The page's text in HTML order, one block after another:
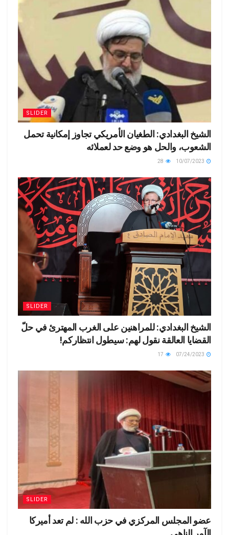
SLIDER
الشيخ البغدادي: الطغيان الأمريكي تجاوز إمكانية تحمل
الشعوب، والحل هو وضع حد لعملائه
SLIDER
الشيخ البغدادي: للمراهنين على الغرب المهترئ في حلّ
القضايا العالقة نقول لهم: سيطول انتظاركم!
SLIDER
عضو المجلس المركزي في حزب الله : لم تعد أميركا